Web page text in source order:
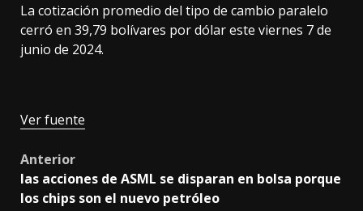
La cotización promedio del tipo de cambio paralelo
cerró en 39,79 bolívares por dólar este viernes 7 de
junio de 2024.
Ver fuente
Post
navigation
Anterior
las acciones de ASML se disparan en bolsa porque
los chips son el nuevo petróleo